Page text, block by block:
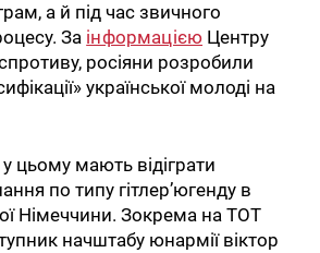
а й під час звичного
За інформацією Центру
росіяни розробили
української молоді на
цьому мають відіграти
по типу гітлер’югенду в
Німеччини. Зокрема на ТОТ
начштабу юнармії віктор